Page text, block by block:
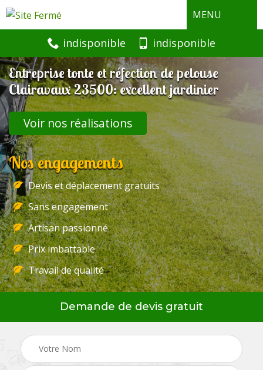
MENU
indisponible indisponible
Entreprise tonte et réfection de pelouse
Clairavaux 23500: excellent jardinier
Voir nos réalisations
Nos engagements
Devis et déplacement gratuits
Sans engagement
Artisan passionné
Prix imbattable
Travail de qualité
Demande de devis gratuit